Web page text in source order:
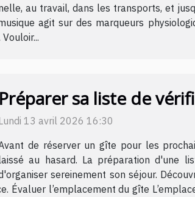
au travail, dans les transports, et
agit sur des marqueurs
Préparer sa liste de
13 avril 2026 16:30
de réserver un gîte pour les
au hasard. La préparation d'une
sereinement son séjour.
Évaluer l’emplacement du gîte